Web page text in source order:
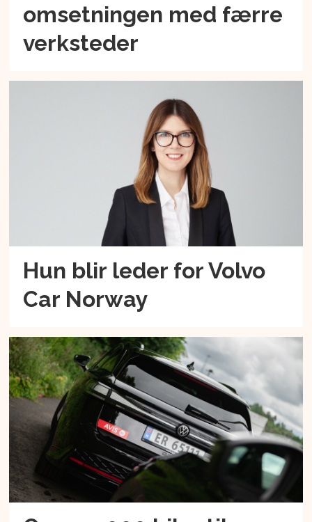
omsetningen med færre
verksteder
Hun blir leder for Volvo
Car Norway